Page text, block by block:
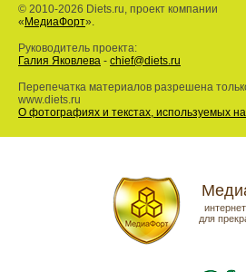
© 2010-2026 Diets.ru, проект компании
« МедиаФорт».
Руководитель проекта:
Галия Яковлева - chief@diets.ru
Перепечатка материалов разрешена
www.diets.ru
О фотографиях и текстах, используемых
для